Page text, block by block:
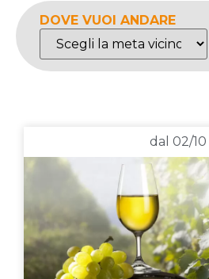
DOVE VUOI ANDARE
dal 02/